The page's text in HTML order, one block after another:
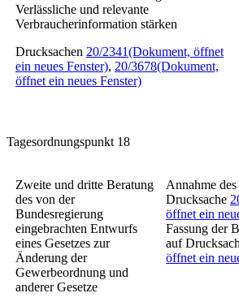
Verlässliche und relevante
Verbraucherinformation stärken
Drucksachen 20/2341(Dokument, öffnet
ein neues Fenster), 20/3678(Dokument,
öffnet ein neues Fenster)
Tagesordnungspunkt 18
Zweite und dritte Beratung
des von der
Bundesregierung
eingebrachten Entwurfs
eines Gesetzes zur
Änderung der
Gewerbeordnung und
anderer Gesetze
Annahme
Drucksache
öffnet ein
Fassung der
auf
öffnet ein